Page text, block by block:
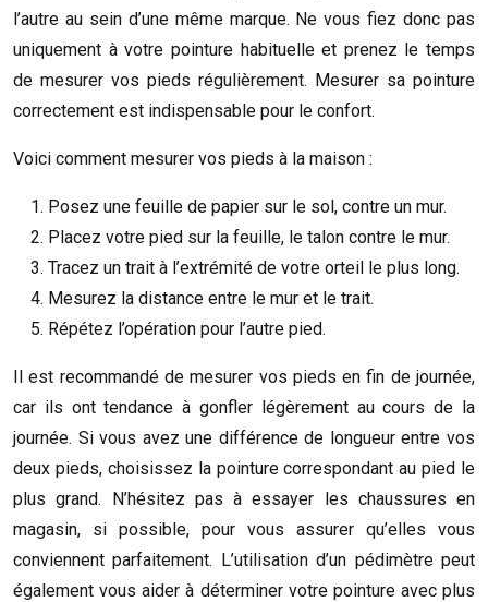
l’autre au sein d’une même marque. Ne vous fiez donc pas
uniquement à votre pointure habituelle et prenez le temps
de mesurer vos pieds régulièrement. Mesurer sa pointure
correctement est indispensable pour le confort.
Voici comment mesurer vos pieds à la maison :
Posez une feuille de papier sur le sol, contre un mur.
Placez votre pied sur la feuille, le talon contre le mur.
Tracez un trait à l’extrémité de votre orteil le plus long.
Mesurez la distance entre le mur et le trait.
Répétez l’opération pour l’autre pied.
Il est recommandé de mesurer vos pieds en fin de journée,
car ils ont tendance à gonfler légèrement au cours de la
journée. Si vous avez une différence de longueur entre vos
deux pieds, choisissez la pointure correspondant au pied le
plus grand. N’hésitez pas à essayer les chaussures en
magasin, si possible, pour vous assurer qu’elles vous
conviennent parfaitement. L’utilisation d’un pédimètre peut
également vous aider à déterminer votre pointure avec plus